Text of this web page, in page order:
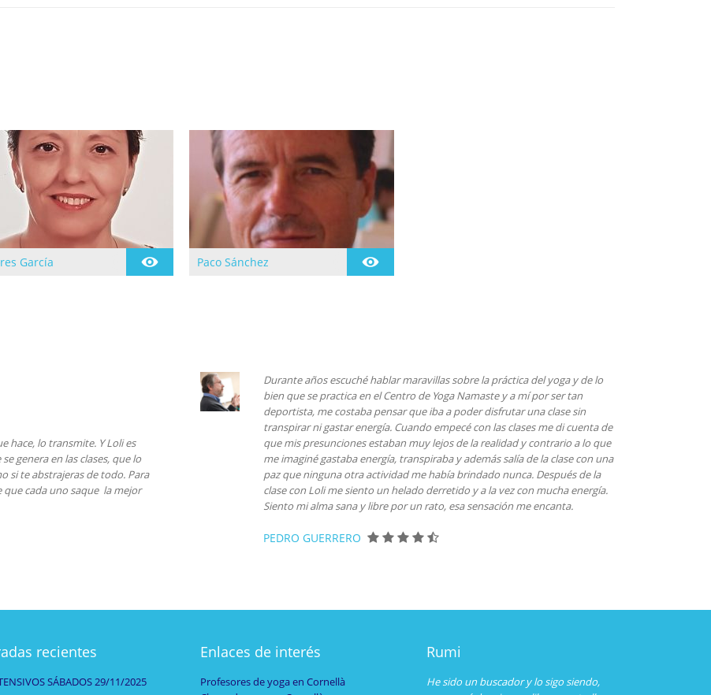
García Paco Sánchez
hace, lo transmite. Y Loli es
genera en las clases, que lo
si te abstrajeras de todo. Para
que cada uno saque la mejor
Durante años escuché hablar maravillas sobre la práctica del yoga y de lo
bien que se practica en el Centro de Yoga Namaste y a mí por ser tan
deportista, me costaba pensar que iba a poder disfrutar una clase sin
transpirar ni gastar energía. Cuando empecé con las clases me di cuenta de
que mis presunciones estaban muy lejos de la realidad y contrario a lo que
me imaginé gastaba energía, transpiraba y además salía de la clase con una
paz que ninguna otra actividad me había brindado nunca. Después de la
clase con Loli me siento un helado derretido y a la vez con mucha energía.
Siento mi alma sana y libre por un rato, esa sensación me encanta.
PEDRO GUERRERO
recientes
SÁBADOS 29/11/2025
Enlaces de interés
Profesores de yoga en Cornellà
Rumi
He sido un buscador y lo sigo siendo,